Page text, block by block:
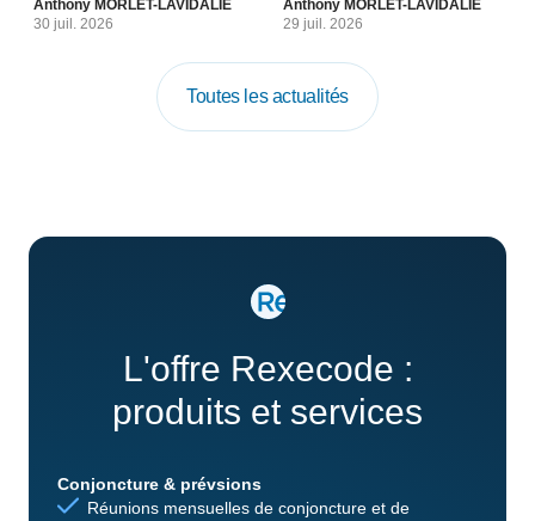
Anthony MORLET-LAVIDALIE
30 juil. 2026
Anthony MORLET-LAVIDALIE
29 juil. 2026
Toutes les actualités
L'offre Rexecode :
produits et services
Conjoncture & prévsions
Réunions mensuelles de conjoncture et de